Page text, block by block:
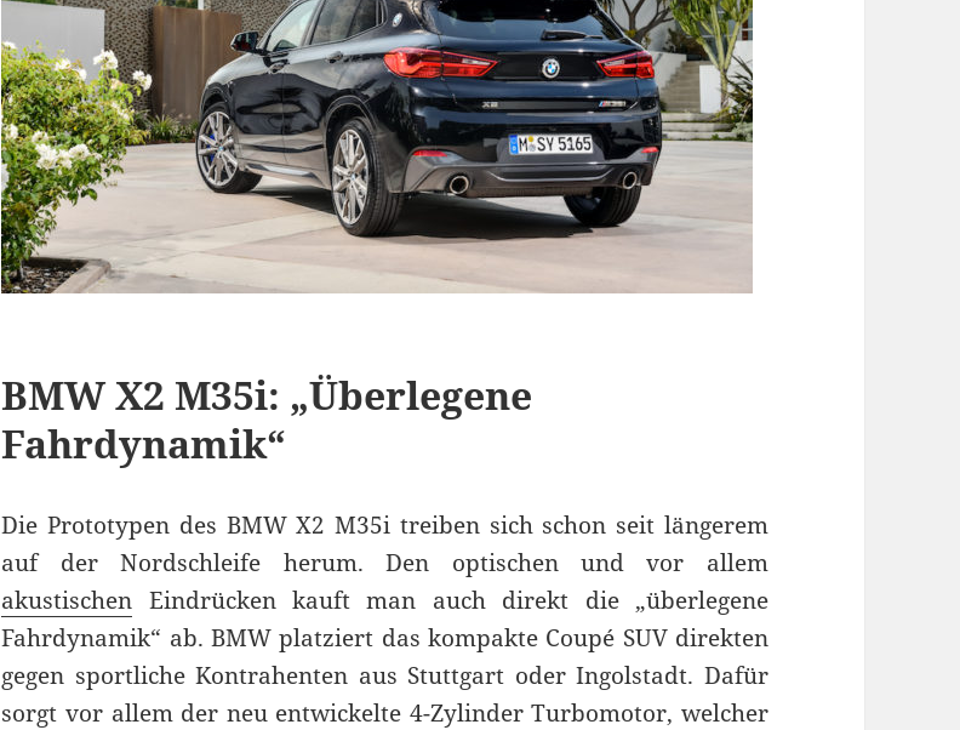
BMW X2 M35i: „Überlegene
Fahrdynamik“
Die Prototypen des BMW X2 M35i treiben sich schon seit längerem
auf der Nordschleife herum. Den optischen und vor allem
akustischen Eindrücken kauft man auch direkt die „überlegene
Fahrdynamik“ ab. BMW platziert das kompakte Coupé SUV direkten
gegen sportliche Kontrahenten aus Stuttgart oder Ingolstadt. Dafür
sorgt vor allem der neu entwickelte 4-Zylinder Turbomotor, welcher